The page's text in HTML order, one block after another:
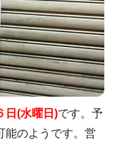
日(水曜日)です。予
能のようです。営